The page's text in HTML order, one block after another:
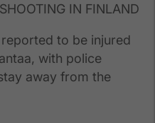
IN FINLAND
to be injured
with police
away from the